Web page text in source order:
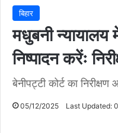
बिहार
मधुबनी न्यायालय
निष्पादन करेंः
बेनीपट्टी कोर्ट का
05/12/2025 Last Updated: